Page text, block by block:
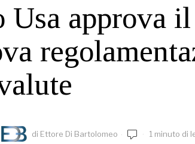
Usa approva
di Ettore Di Bartolomeo 1 minuto di